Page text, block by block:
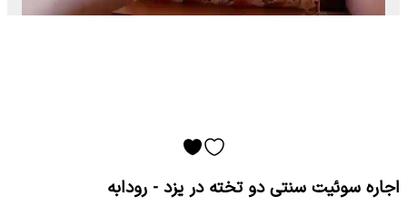
اجاره سوئیت سنتی دو تخته در یزد - رودابه